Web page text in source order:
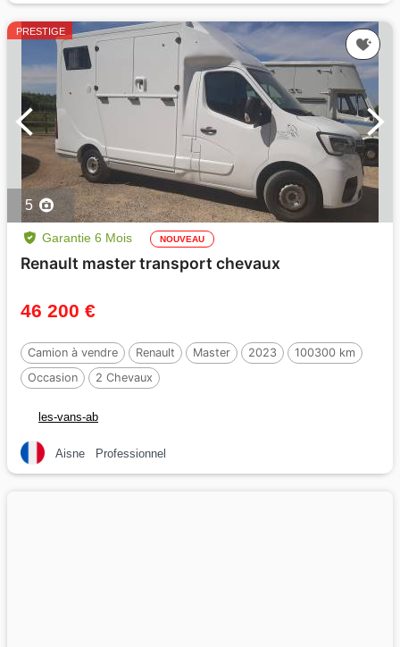
PRESTIGE
5
Garantie 6 Mois NOUVEAU
Renault master transport chevaux
46 200 €
Camion à vendre Renault Master 2023
100300 km
Occasion
2 Chevaux
les-vans-ab
Aisne Professionnel